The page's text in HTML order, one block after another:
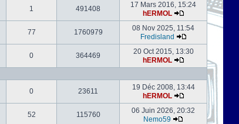
1 491408
17 Mars 2016, 15:24
hERMOL
77 1760979
08 Nov 2025, 11:54
Fredisland
0 364469
20 Oct 2015, 13:30
hERMOL
0 23611
19 Déc 2008, 13:44
hERMOL
52 115760
06 Juin 2026, 20:32
Nemo59